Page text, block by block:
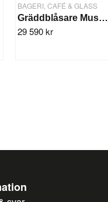
BAGERI, CAFÉ & GLASS
Gräddblåsare Mussana 'BOY' 4 Liter
29 590 kr